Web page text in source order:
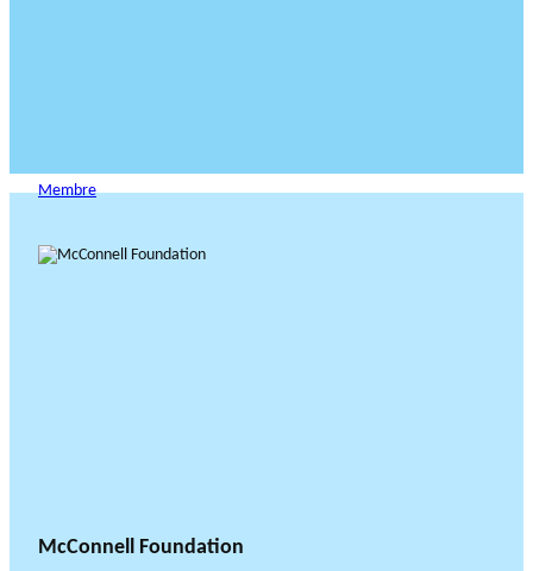
Membre
McConnell Foundation